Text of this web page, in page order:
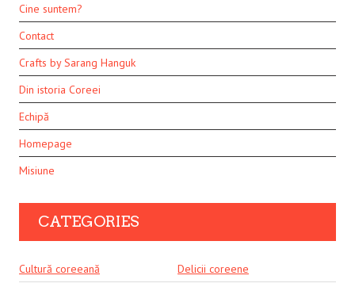
Cine suntem?
Contact
Crafts by Sarang Hanguk
Din istoria Coreei
Echipă
Homepage
Misiune
CATEGORIES
Cultură coreeană
Delicii coreene